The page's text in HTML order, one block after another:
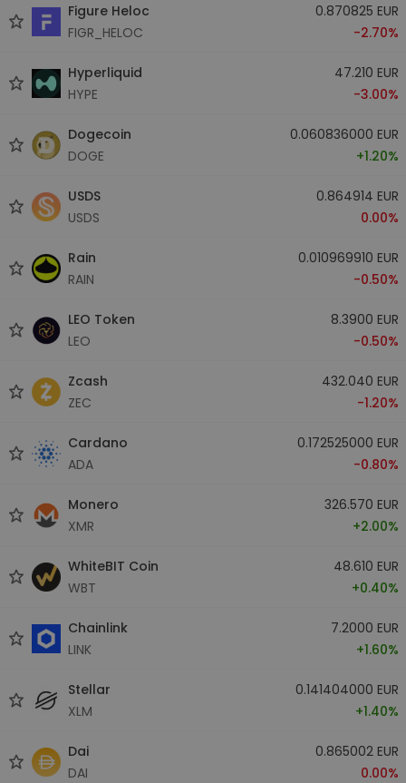
Figure Heloc
FIGR_HELOC
0.870825 EUR
-2.70%
Hyperliquid
HYPE
47.210 EUR
-3.00%
Dogecoin
DOGE
0.060836000 EUR
+1.20%
USDS
USDS
0.864914 EUR
0.00%
Rain
RAIN
0.010969910 EUR
-0.50%
LEO Token
LEO
8.3900 EUR
-0.50%
Zcash
ZEC
432.040 EUR
-1.20%
Cardano
ADA
0.172525000 EUR
-0.80%
Monero
XMR
326.570 EUR
+2.00%
WhiteBIT Coin
WBT
48.610 EUR
+0.40%
Chainlink
LINK
7.2000 EUR
+1.60%
Stellar
XLM
0.141404000 EUR
+1.40%
Dai
DAI
0.865002 EUR
0.00%